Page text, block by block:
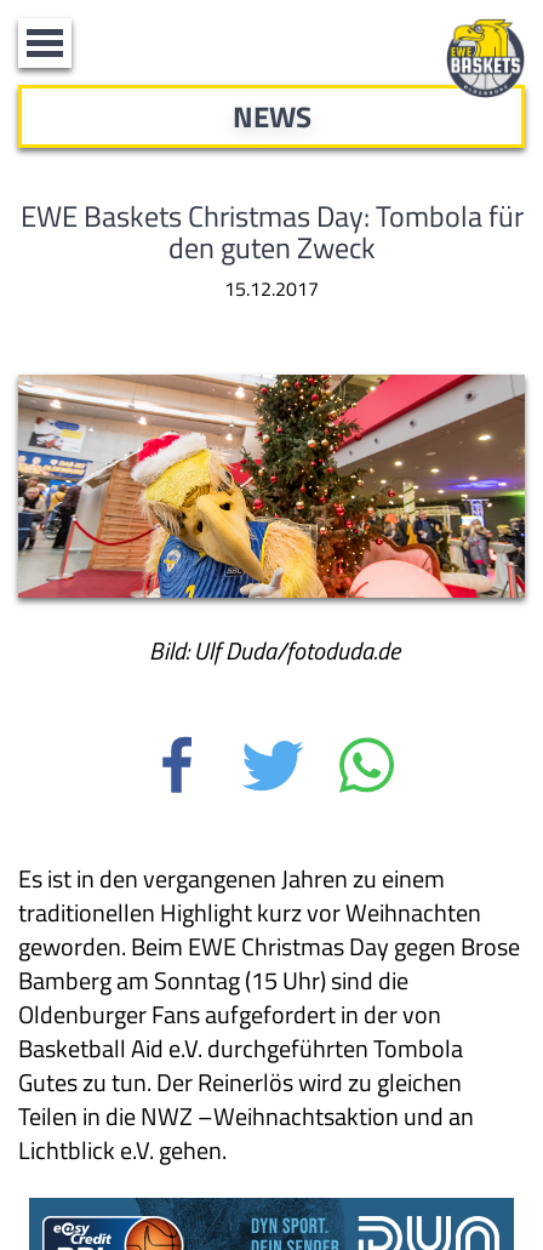
Toggle
navigation
NEWS
EWE Baskets Christmas Day: Tombola für
den guten Zweck
15.12.2017
Bild: Ulf Duda/fotoduda.de
Es ist in den vergangenen Jahren zu einem
traditionellen Highlight kurz vor Weihnachten
geworden. Beim EWE Christmas Day gegen Brose
Bamberg am Sonntag (15 Uhr) sind die
Oldenburger Fans aufgefordert in der von
Basketball Aid e.V. durchgeführten Tombola
Gutes zu tun. Der Reinerlös wird zu gleichen
Teilen in die NWZ –Weihnachtsaktion und an
Lichtblick e.V. gehen.